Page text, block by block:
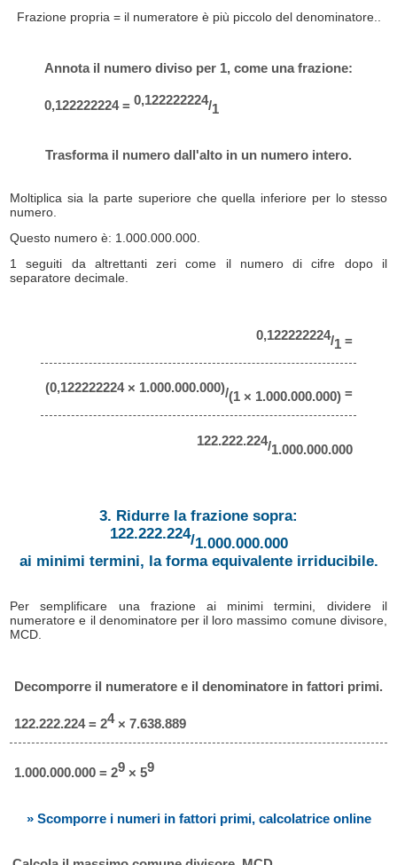
Frazione propria = il numeratore è più piccolo del denominatore..
Annota il numero diviso per 1, come una frazione:
0,122222224 = 0,122222224/1
Trasforma il numero dall'alto in un numero intero.
Moltiplica sia la parte superiore che quella inferiore per lo stesso
numero.
Questo numero è: 1.000.000.000.
1 seguiti da altrettanti zeri come il numero di cifre dopo il
separatore decimale.
0,122222224/1 =
(0,122222224 × 1.000.000.000)/(1 × 1.000.000.000)=
122.222.224/1.000.000.000
3. Ridurre la frazione sopra:
122.222.224/1.000.000.000
ai minimi termini, la forma equivalente irriducibile.
Per semplificare una frazione ai minimi termini, dividere il
numeratore e il denominatore per il loro massimo comune divisore,
MCD.
Decomporre il numeratore e il denominatore in fattori primi.
122.222.224 = 24× 7.638.889
1.000.000.000 = 29 × 59
» Scomporre i numeri in fattori primi, calcolatrice online